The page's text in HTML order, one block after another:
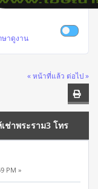
ษาดูงาน
« หน้าที่แล้ว ต่อไป »
ช่าพระราม3 โทร
ครั้ง)
PM »